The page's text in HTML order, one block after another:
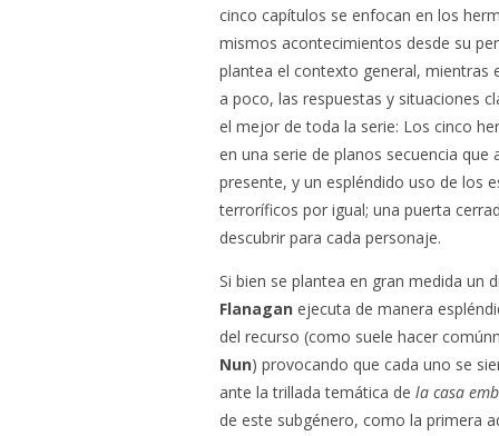
cinco capítulos se enfocan en los
mismos acontecimientos desde su
plantea el contexto general, mientras
a poco, las respuestas y situaciones
el mejor de toda la serie: Los cinco
en una serie de planos secuencia
presente, y un espléndido uso de los
terroríficos por igual; una puerta
descubrir para cada personaje.
Si bien se plantea en gran medida
Flanagan ejecuta de manera
del recurso (como suele hacer
Nun) provocando que cada uno se
ante la trillada temática de la casa
de este subgénero, como la primera